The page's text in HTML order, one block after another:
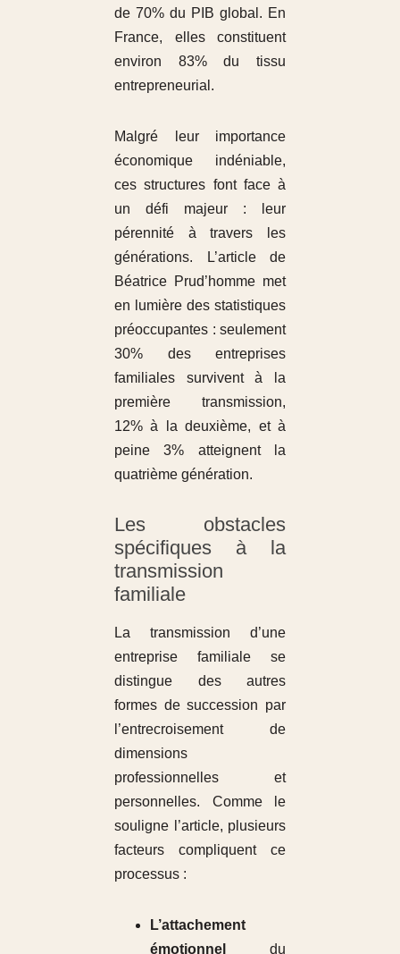
de 70% du PIB global. En
France, elles constituent
environ 83% du tissu
entrepreneurial.
Malgré leur importance
économique indéniable,
ces structures font face à
un défi majeur : leur
pérennité à travers les
générations. L’article de
Béatrice Prud’homme met
en lumière des statistiques
préoccupantes : seulement
30% des entreprises
familiales survivent à la
première transmission,
12% à la deuxième, et à
peine 3% atteignent la
quatrième génération.
Les obstacles
spécifiques à la
transmission
familiale
La transmission d’une
entreprise familiale se
distingue des autres
formes de succession par
l’entrecroisement de
dimensions
professionnelles et
personnelles. Comme le
souligne l’article, plusieurs
facteurs compliquent ce
processus :
L’attachement
émotionnel
du